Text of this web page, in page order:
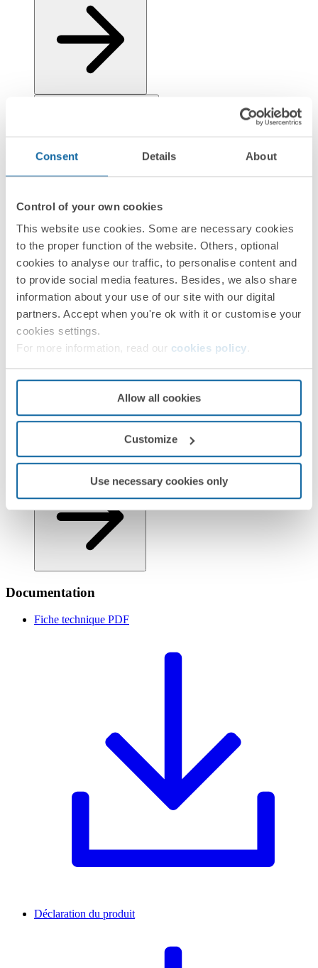
Consent Details About
Control of your own cookies
This website use cookies. Some are necessary cookies
to the proper function of the website. Others, optional
cookies to analyse our traffic, to personalise content and
to provide social media features. Besides, we also share
information about your use of our site with our digital
partners. Accept when you're ok with it or customise your
cookies settings.
For more information, read our cookies policy
Allow all cookies
Customize
Use necessary cookies only
Réglementation et informations environnementales
Informations logistiques
Documentation
Fiche technique PDF
Déclaration du produit